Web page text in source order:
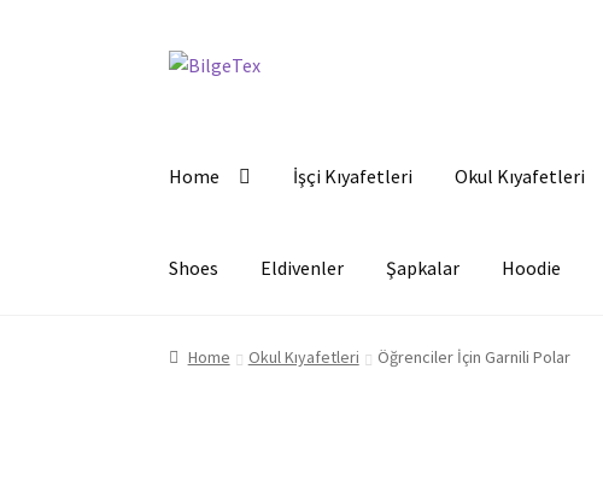
Skip
Skip
Home İşçi Kıyafetleri Okul Kıyafetleri
Shoes Eldivenler Şapkalar Hoodie
Home Okul Kıyafetleri Öğrenciler İçin Garnili Polar